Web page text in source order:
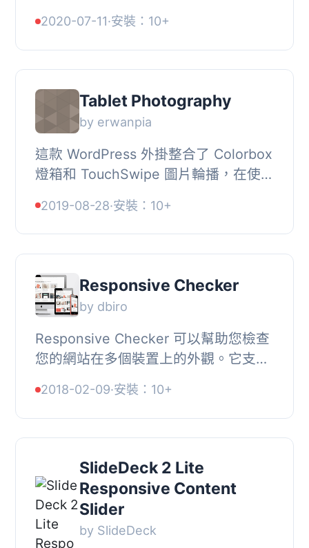
已經推出輕量版！, 如果你是一位 iOS
應用程式開...
2020-07-11·安裝：10+
Tablet Photography
by erwanpia
這款 WordPress 外掛整合了 Colorbox
燈箱和 TouchSwipe 圖片輪播，在使用
輕鬆地將它們與 WordPress 內建的畫
廊結合。, ...
2019-08-28·安裝：10+
Responsive Checker
by dbiro
Responsive Checker 可以幫助您檢查
您的網站在多個裝置上的外觀。它支援
機，以及平板電腦，例如 iPad。
2018-02-09·安裝：10+
SlideDeck 2 Lite
Responsive Content
Slider
by SlideDeck